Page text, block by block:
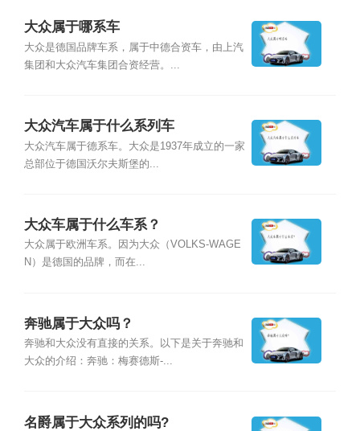
大众属于哪系车
大众是德国品牌车系，属于中德合资车，由上汽
集团和大众汽车集团合资经营。...
大众汽车属于什么系列车
大众汽车属于德系车。大众是1937年成立的一家
总部位于德国沃尔夫斯堡的...
大众车属于什么车系？
大众属于欧洲车系。因为大众（VOLKS-WAGE
N）是德国的品牌，而在...
奔驰属于大众吗？
奔驰和大众没有直接的关系。以下是关于奔驰和
大众的介绍：奔驰：梅赛德斯-...
名爵属于大众系列的吗?